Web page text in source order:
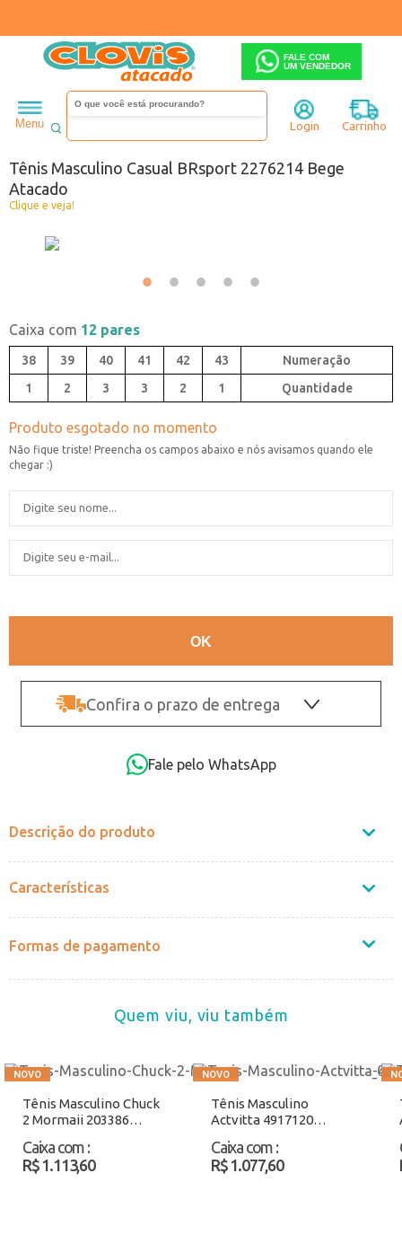
FALE COM
UM VENDEDOR
Menu Login Carrinho
Masculino Tênis
Tênis Masculino Casual BRsport 2276214 Bege
Atacado
Clique e veja!
Caixa com 12 pares
38 39 40 41 42
43
1
2 3 3 2 1 Quantidade
Confira o prazo de entrega
Fale pelo WhatsApp
Descrição do produto
Características
Formas de pagamento
Quem viu, viu também
Tênis Masculino Chuck
2 Mormaii 203386
Caixa com :
R$ 1.113,60
Tênis Masculino
Actvitta 4917120
Caixa com :
R$ 1.077,60